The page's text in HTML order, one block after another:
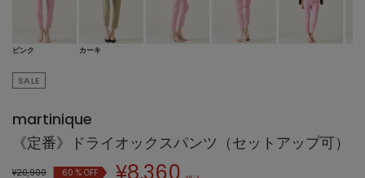
ピンク カーキ
SALE
martinique
《定番》ドライオックスパンツ（セットアップ可）
¥20,900 60% OFF